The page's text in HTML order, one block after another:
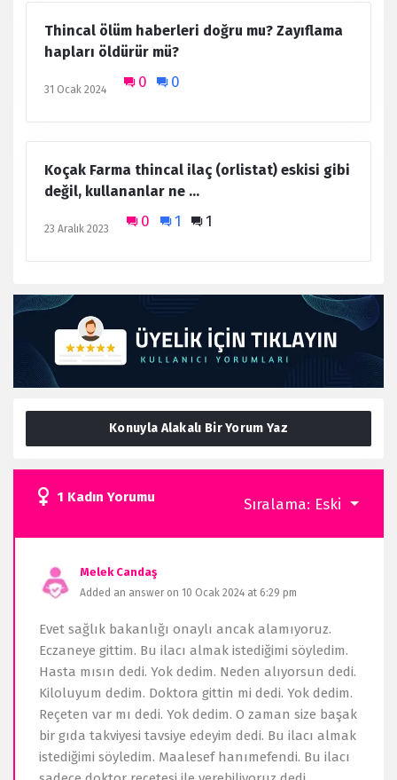
Thincal ölüm haberleri doğru mu? Zayıflama
hapları öldürür mü?
31 Ocak 2024 0 0
Koçak Farma thincal ilaç (orlistat) eskisi gibi
değil, kullananlar ne ...
23 Aralık 2023 0 1 1
Konuyla Alakalı Bir Yorum Yaz
1 Kadın Yorumu Sıralama: Eski
Melek Candaş
Added an answer on 10 Ocak 2024 at 6:29 pm
Evet sağlık bakanlığı onaylı ancak alamıyoruz.
Eczaneye gittim. Bu ilacı almak istediğimi söyledim.
Hasta mısın dedi. Yok dedim. Neden alıyorsun dedi.
Kiloluyum dedim. Doktora gittin mi dedi. Yok dedim.
Reçeten var mı dedi. Yok dedim. O zaman size başak
bir gıda takviyesi tavsiye edeyim dedi. Bu ilacı almak
istediğimi söyledim. Maalesef hanımefendi. Bu ilacı